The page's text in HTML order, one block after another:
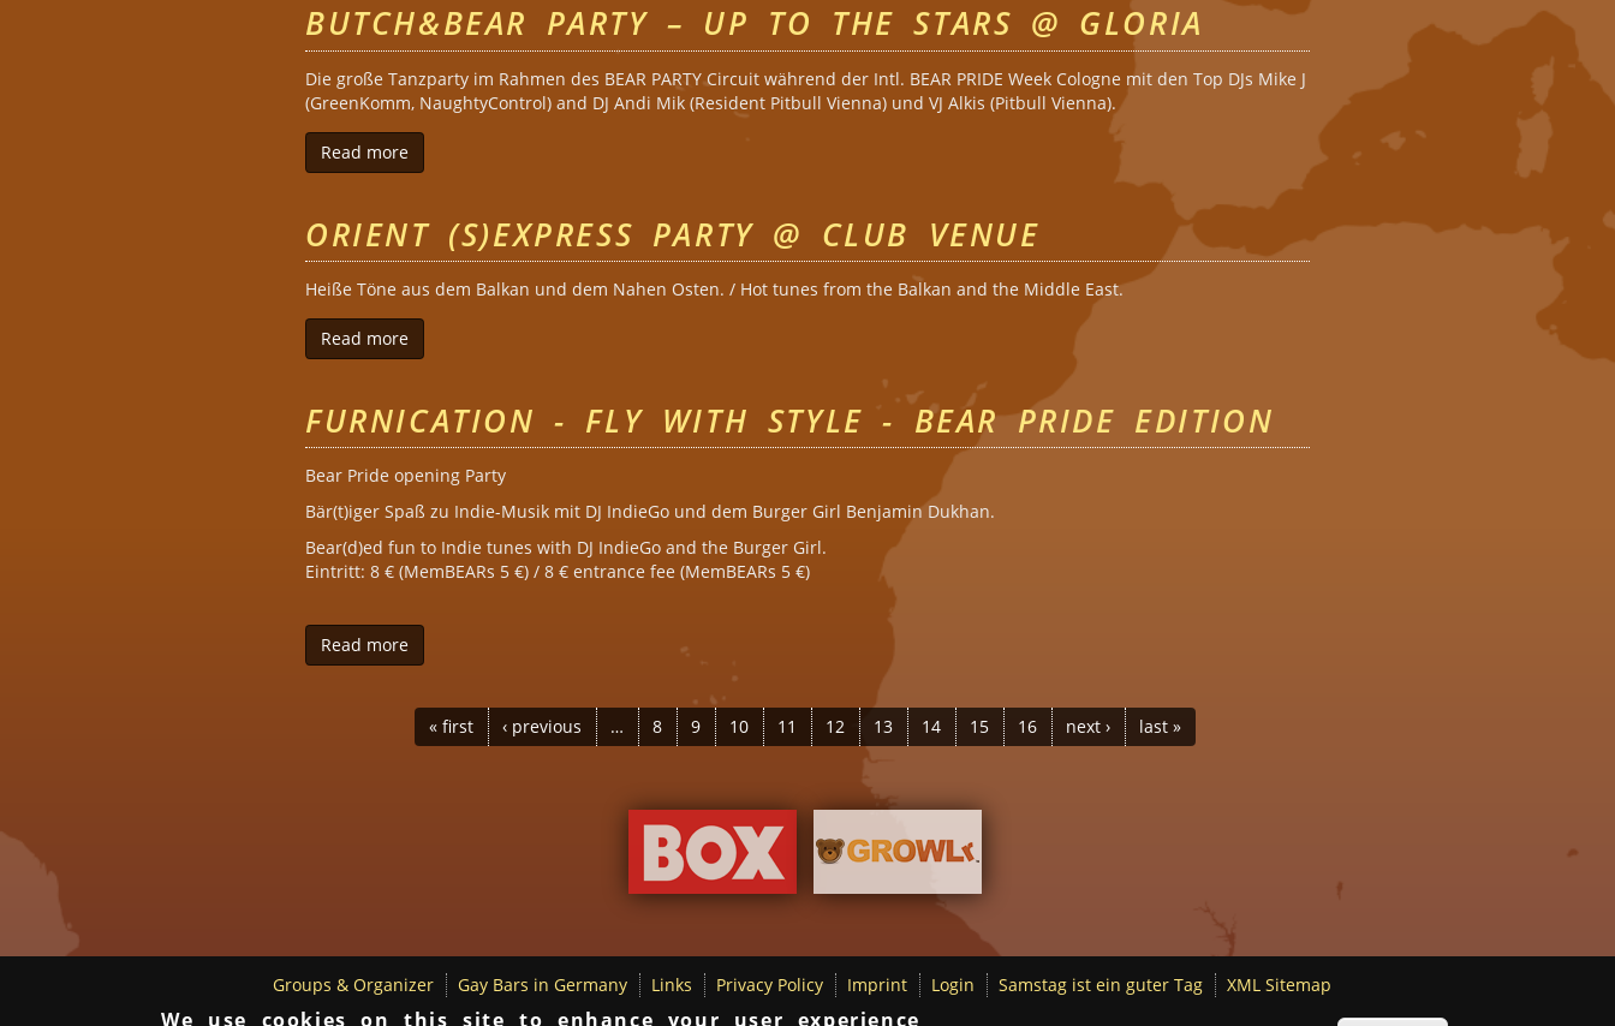
BUTCH&BEAR PARTY – UP TO THE STARS @ GLORIA
Die große Tanzparty im Rahmen des BEAR PARTY Circuit während der Intl. BEAR PRIDE Week Cologne mit den Top DJs Mike J
(GreenKomm, NaughtyControl) and DJ Andi Mik (Resident Pitbull Vienna) und VJ Alkis (Pitbull Vienna).
Read more
ORIENT (S)EXPRESS PARTY @ CLUB VENUE
Heiße Töne aus dem Balkan und dem Nahen Osten. / Hot tunes from the Balkan and the Middle East.
Read more
FURNICATION - FLY WITH STYLE - BEAR PRIDE EDITION
Bear Pride opening Party
Bär(t)iger Spaß zu Indie-Musik mit DJ IndieGo und dem Burger Girl Benjamin Dukhan.
Bear(d)ed fun to Indie tunes with DJ IndieGo and the Burger Girl.
Eintritt: 8 € (MemBEARs 5 €) / 8 € entrance fee (MemBEARs 5 €)
Read more about FURnication - Fly with style - Bear Pride Edition
« first ‹ previous … 8 9 10 11 12 13 14 15 16 next › last »
Groups & Organizer Gay Bars in Germany Links Privacy Policy Imprint Login Samstag ist ein guter Tag
XML Sitemap
© BerlinBear 2010-2015 | Developed byWebtransformer.de
We use cookies on this site to enhance your user experience